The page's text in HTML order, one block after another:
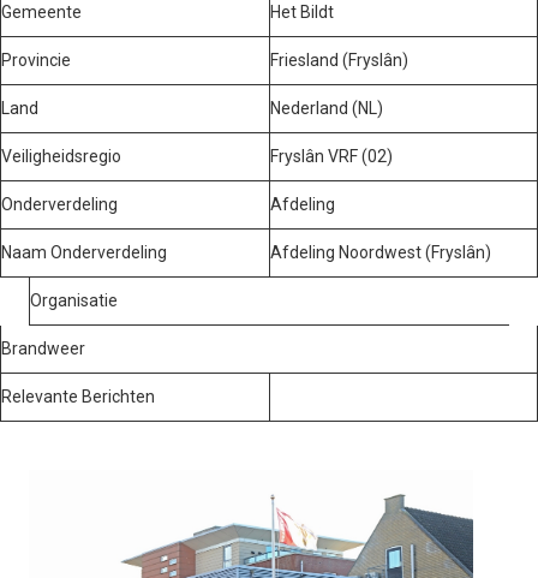
Gemeente Het Bildt
Provincie Friesland (Fryslân)
Land Nederland (NL)
Veiligheidsregio Fryslân VRF (02)
Onderverdeling Afdeling
Naam Onderverdeling Afdeling Noordwest (Fryslân)
Organisatie
Brandweer
Relevante Berichten